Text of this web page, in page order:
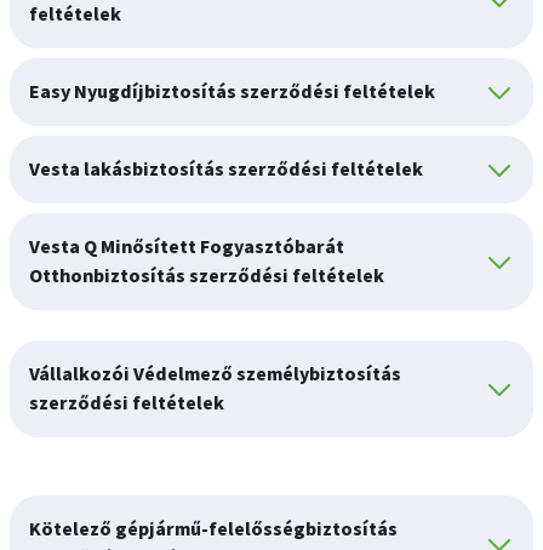
feltételek
Easy Nyugdíjbiztosítás szerződési feltételek
Vesta lakásbiztosítás szerződési feltételek
Vesta Q Minősített Fogyasztóbarát
Otthonbiztosítás szerződési feltételek
Vállalkozói Védelmező személybiztosítás
szerződési feltételek
Kötelező gépjármű-felelősségbiztosítás